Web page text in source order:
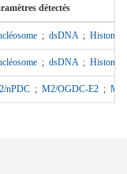
détectés
; dsDNA; Histones
; dsDNA; Histones
nPDC ; M2/OGDC-E2 ;